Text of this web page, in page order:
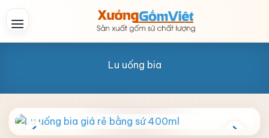
Lu uống bia